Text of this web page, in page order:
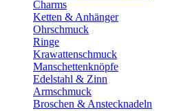
Charms
Ketten & Anhänger
Ohrschmuck
Ringe
Krawattenschmuck
Manschettenknöpfe
Edelstahl & Zinn
Armschmuck
Broschen & Anstecknadeln